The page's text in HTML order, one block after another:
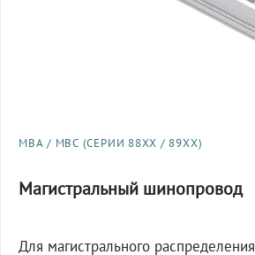
МВА / МВС (СЕРИИ 88XX / 89XX)
Магистральный шинопровод
Для магистрального распределения